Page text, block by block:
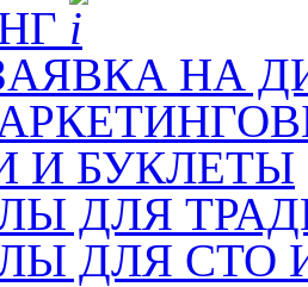
НА
И БУКЛЕТЫ
ДЛЯ
ДЛЯ СТО